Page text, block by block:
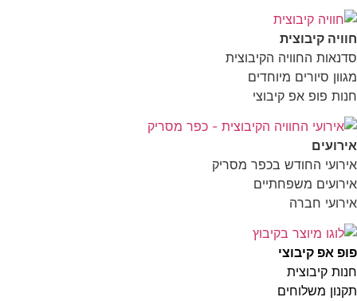
קיבוצית
החוויה הקיבוצית
סיורים מיוחדים
פופ אפ קיבוצי
החודש בכפר מסריק
משפחתיים
חברה
אפ קיבוצי
קיבוצית
משלוחים